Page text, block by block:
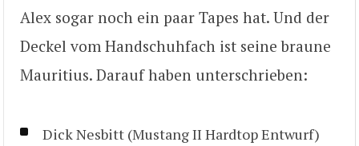
Alex sogar noch ein paar Tapes hat. Und der
Deckel vom Handschuhfach ist seine braune
Mauritius. Darauf haben unterschrieben:
Dick Nesbitt (Mustang II Hardtop Entwurf)